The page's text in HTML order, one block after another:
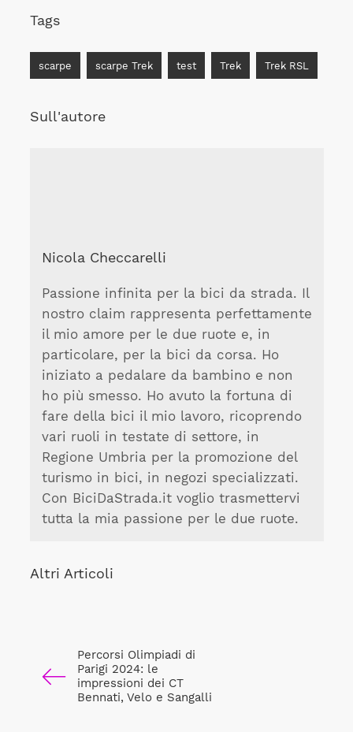
Tags
scarpe scarpe Trek test Trek Trek RSL
Sull'autore
Nicola Checcarelli
Passione infinita per la bici da strada. Il
nostro claim rappresenta perfettamente
il mio amore per le due ruote e, in
particolare, per la bici da corsa. Ho
iniziato a pedalare da bambino e non
ho più smesso. Ho avuto la fortuna di
fare della bici il mio lavoro, ricoprendo
vari ruoli in testate di settore, in
Regione Umbria per la promozione del
turismo in bici, in negozi specializzati.
Con BiciDaStrada.it voglio trasmettervi
tutta la mia passione per le due ruote.
Altri Articoli
Percorsi Olimpiadi di
Parigi 2024: le
impressioni dei CT
Bennati, Velo e Sangalli